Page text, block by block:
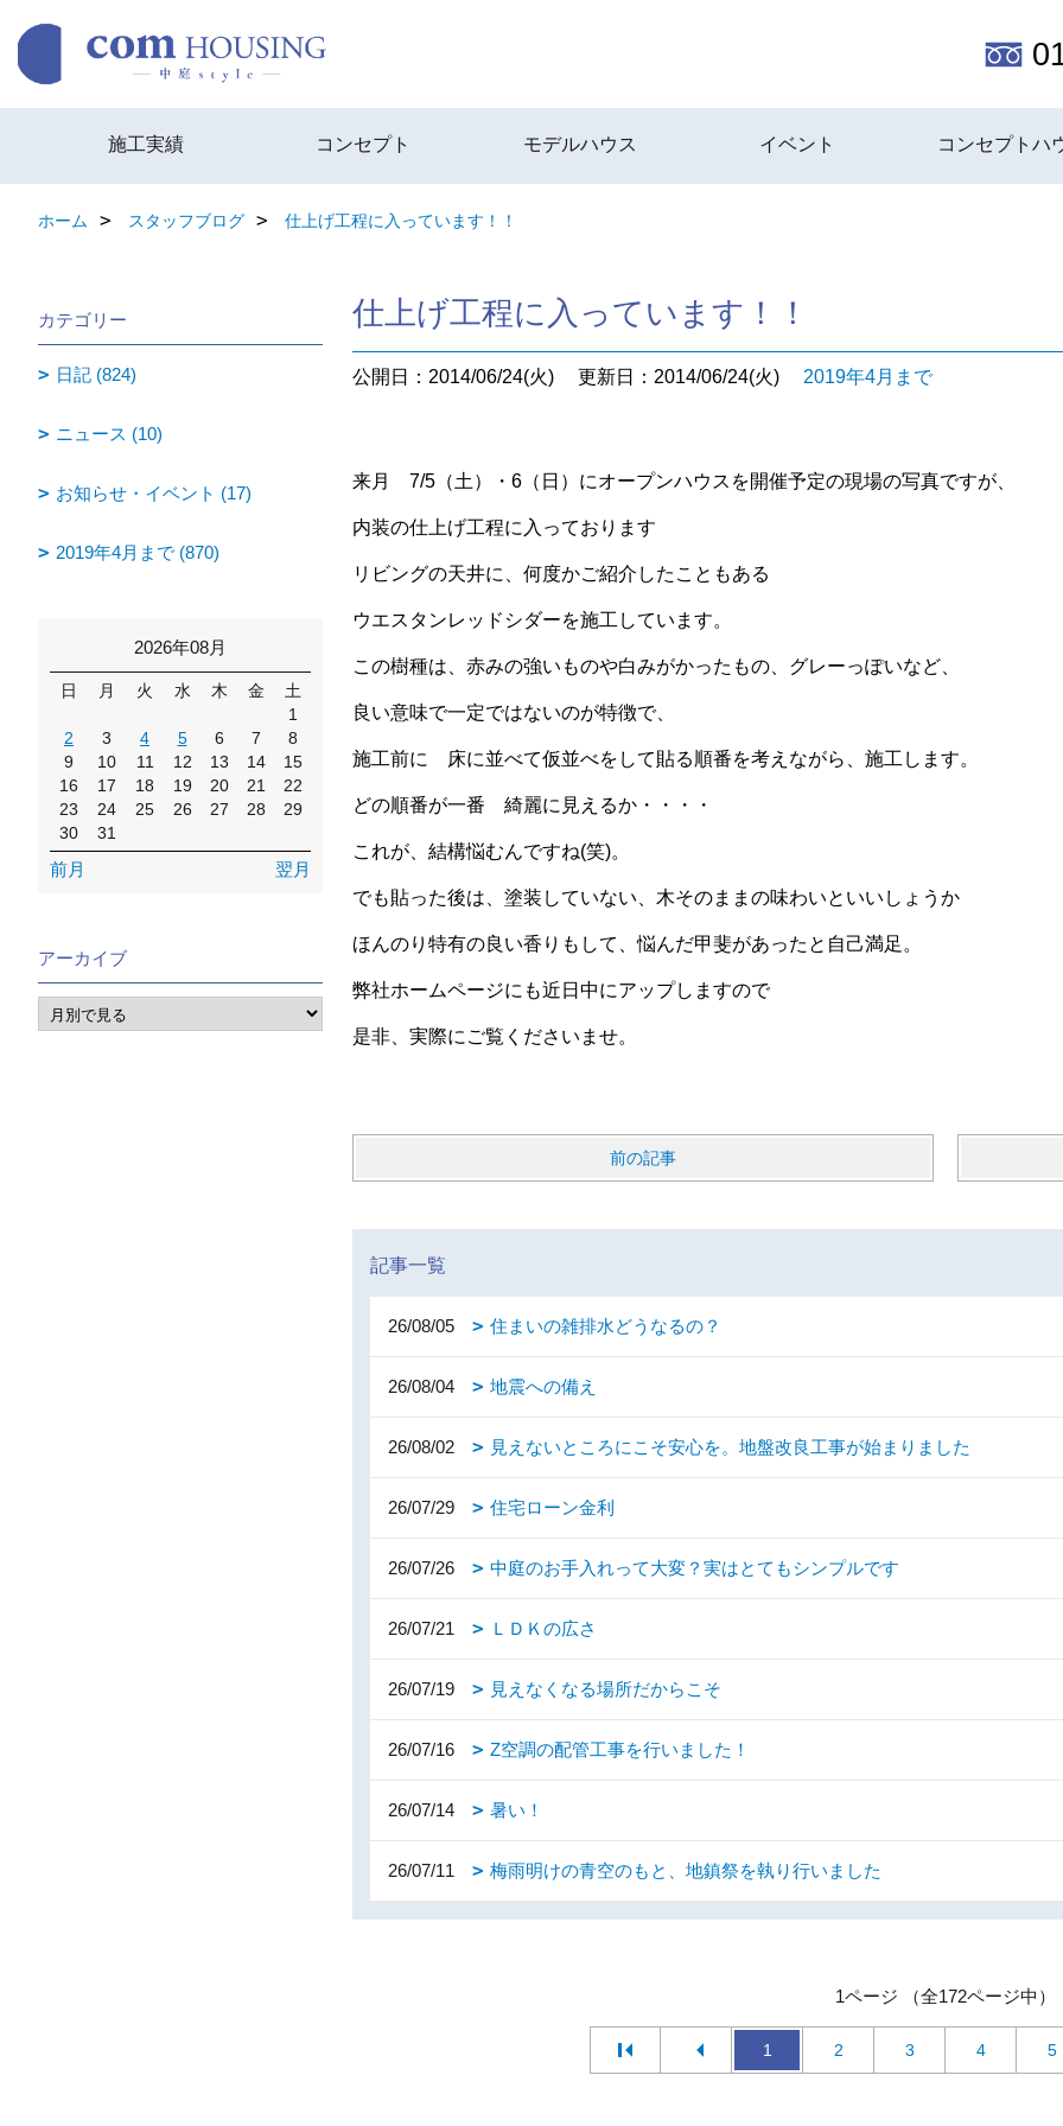
施工実績 コンセプト モデルハウス イベント コンセプトハ
ホーム スタッフブログ 仕上げ工程に入っています！！
仕上げ工程に入っています！！
公開日：2014/06/24(火) 更新日：2014/06/24(火) 2019年4月まで
来月 7/5（土）・6（日）にオープンハウスを開催予定の現場の写真ですが、
内装の仕上げ工程に入っております
リビングの天井に、何度かご紹介したこともある
ウエスタンレッドシダーを施工しています。
この樹種は、赤みの強いものや白みがかったもの、グレーっぽいなど、
良い意味で一定ではないのが特徴で、
施工前に 床に並べて仮並べをして貼る順番を考えながら、施工します。
どの順番が一番 綺麗に見えるか・・・・
これが、結構悩むんですね(笑)。
でも貼った後は、塗装していない、木そのままの味わいといいしょうか
ほんのり特有の良い香りもして、悩んだ甲斐があったと自己満足。
弊社ホームページにも近日中にアップしますので
是非、実際にご覧くださいませ。
前の記事
記事一覧
26/08/05 住まいの雑排水どうなるの？
26/08/04 地震への備え
26/08/02 見えないところにこそ安心を。地盤改良工事が始まりました
26/07/29 住宅ローン金利
26/07/26 中庭のお手入れって大変？実はとてもシンプルです
26/07/21 ＬＤＫの広さ
26/07/19 見えなくなる場所だからこそ
26/07/16 Z空調の配管工事を行いました！
26/07/14 暑い！
26/07/11 梅雨明けの青空のもと、地鎮祭を執り行いました
1ページ （全172ページ中）
1 2 3 4 5
カテゴリー
日記 (824)
ニュース (10)
お知らせ・イベント (17)
2019年4月まで (870)
2026年08月
日 月 火 水 木 金
土
1
2
3 4 5 6 7
8
9
10 11 12 13 14
15
16
17 18 19 20 21
22
23
24 25 26 27 28
29
30
31
前月 翌月
アーカイブ